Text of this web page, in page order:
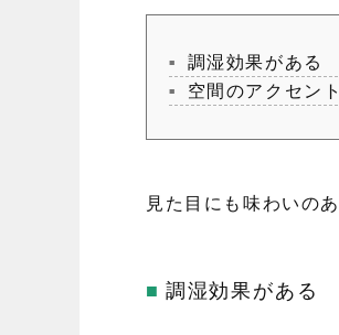
調湿効果がある
空間のアクセン
見た目にも味わいの
調湿効果がある